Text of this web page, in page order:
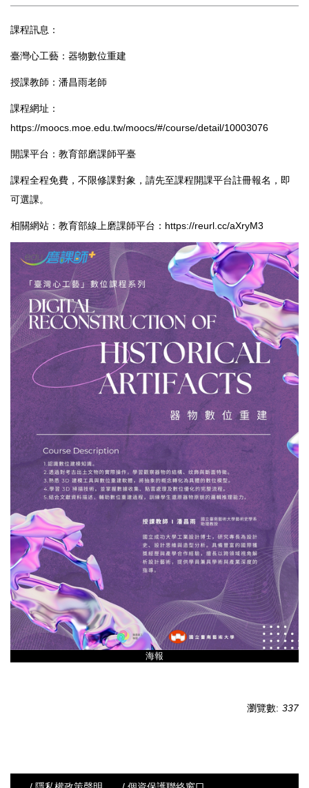
課程訊息：
臺灣心工藝：器物數位重建
授課教師：潘昌雨老師
課程網址：
https://moocs.moe.edu.tw/moocs/#/course/detail/10003076
開課平台：教育部磨課師平臺
課程全程免費，不限修課對象，請先至課程開課平台註冊報名，即
可選課。
相關網站：教育部線上磨課師平台： https://reurl.cc/aXryM3
海報
瀏覽數: 337